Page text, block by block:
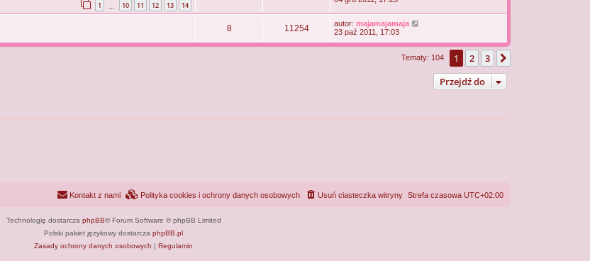
1 10 11 12 13 14
8 11254 autor: majamajamaja
23 paź 2011, 17:03
Tematy: 104 1 2 3
Przejdź do
Strefa czasowa UTC+02:00
Usuń ciasteczka witryny
Polityka cookies i ochrony danych osobowych
Kontakt z nami
Technologię dostarcza phpBB® Forum Software © phpBB Limited
Polski pakiet językowy dostarcza phpBB.pl
Zasady ochrony danych osobowych | Regulamin